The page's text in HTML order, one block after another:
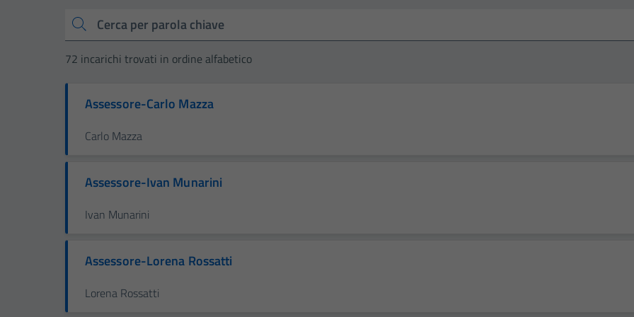
Cerca
72 incarichi trovati in ordine alfabetico
Assessore-Carlo Mazza
Carlo Mazza
Assessore-Ivan Munarini
Ivan Munarini
Assessore-Lorena Rossatti
Lorena Rossatti